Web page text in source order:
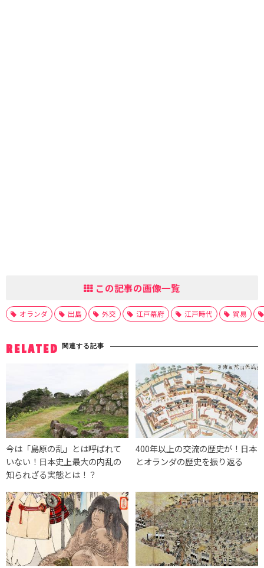
この記事の画像一覧
オランダ 出島 外交 江戸幕府 江戸時代 貿易
RELATED 関連する記事
今は「島原の乱」とは呼ばれて
いない！日本史上最大の内乱の
知られざる実態とは！？
400年以上の交流の歴史が！日本
とオランダの歴史を振り返る